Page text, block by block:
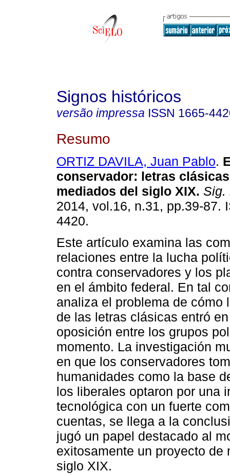
Signos históricos
versão impressa ISSN 1665-
Resumo
ORTIZ DAVILA, Juan Pablo.
conservador: letras clásicas
mediados del siglo XIX. Sig.
2014, vol.16, n.31, pp.39-87.
4420.
Este artículo examina las
relaciones entre la lucha
contra conservadores y los
en el ámbito federal. En tal
analiza el problema de cómo
de las letras clásicas entró
oposición entre los grupos
momento. La investigación
en que los conservadores
humanidades como la base
los liberales optaron por una
tecnológica con un fuerte
cuentas, se llega a la
jugó un papel destacado al
exitosamente un proyecto
siglo XIX.